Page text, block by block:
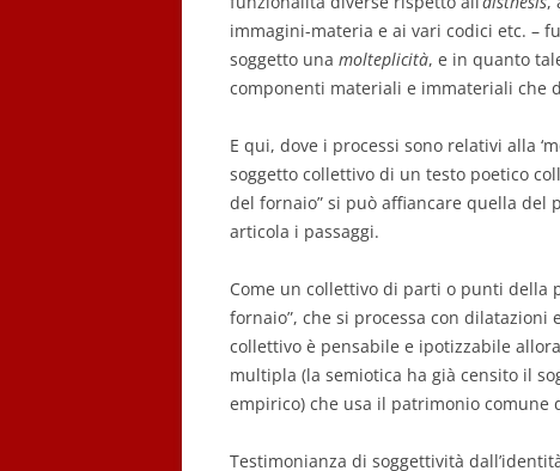
immagini-materia e ai vari codici etc. –
soggetto una molteplicità, e in quanto
componenti materiali e immateriali che
E qui, dove i processi sono relativi alla
soggetto collettivo di un testo poetico
del fornaio” si può affiancare quella del
articola i passaggi.
Come un collettivo di parti o punti della
fornaio”, che si processa con
collettivo è pensabile e ipotizzabile
multipla (la semiotica ha già censito il
empirico) che usa il patrimonio comune
Testimonianza di soggettività